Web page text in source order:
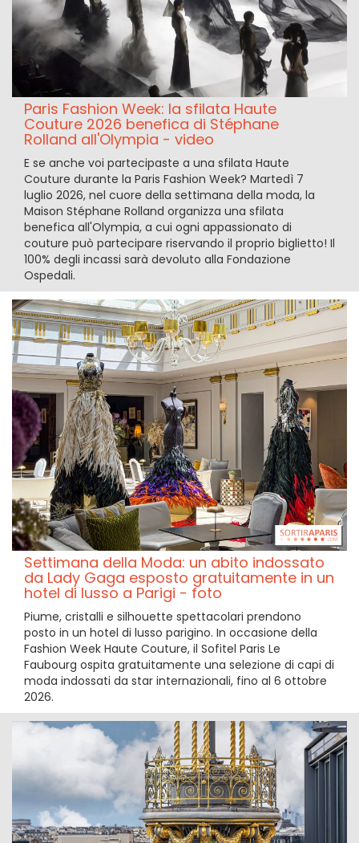
Paris Fashion Week: la sfilata Haute
Couture 2026 benefica di Stéphane
Rolland all'Olympia - video
E se anche voi partecipaste a una sfilata Haute
Couture durante la Paris Fashion Week? Martedì 7
luglio 2026, nel cuore della settimana della moda, la
Maison Stéphane Rolland organizza una sfilata
benefica all'Olympia, a cui ogni appassionato di
couture può partecipare riservando il proprio biglietto! Il
100% degli incassi sarà devoluto alla Fondazione
Ospedali.
Settimana della Moda: un abito indossato
da Lady Gaga esposto gratuitamente in un
hotel di lusso a Parigi - foto
Piume, cristalli e silhouette spettacolari prendono
posto in un hotel di lusso parigino. In occasione della
Fashion Week Haute Couture, il Sofitel Paris Le
Faubourg ospita gratuitamente una selezione di capi di
moda indossati da star internazionali, fino al 6 ottobre
2026.